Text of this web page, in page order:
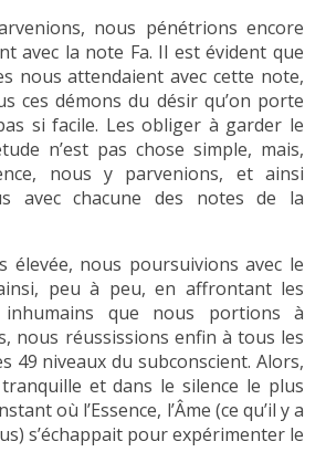
nous pénétrions encore
avec la note Fa. Il est évident que
nous attendaient avec cette note,
ces démons du désir qu’on porte
si facile. Les obliger à garder le
n’est pas chose simple, mais,
nous y parvenions, et ainsi
avec chacune des notes de la
élevée, nous poursuivions avec le
peu à peu, en affrontant les
inhumains que nous portions à
nous réussissions enfin à tous les
49 niveaux du subconscient. Alors,
et dans le silence le plus
où l’Essence, l’Âme (ce qu’il y a
s’échappait pour expérimenter le